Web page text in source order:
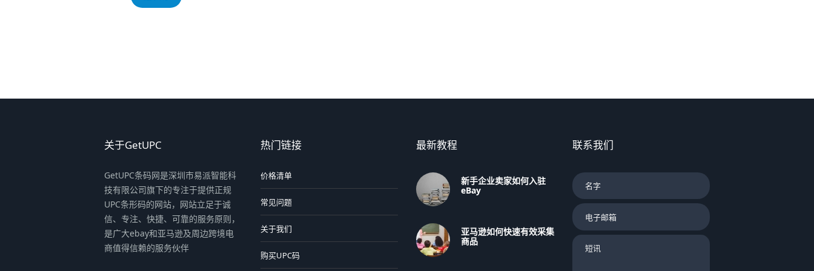
关于GetUPC
GetUPC条码网是深圳市易派智能科
技有限公司旗下的专注于提供正规
UPC条形码的网站，网站立足于诚
信、专注、快捷、可靠的服务原则，
是广大ebay和亚马逊及周边跨境电
商值得信赖的服务伙伴
热门链接
价格清单
常见问题
关于我们
购买UPC码
最新教程
新手企业卖家如何入驻
eBay
亚马逊如何快速有效采集
商品
联系我们